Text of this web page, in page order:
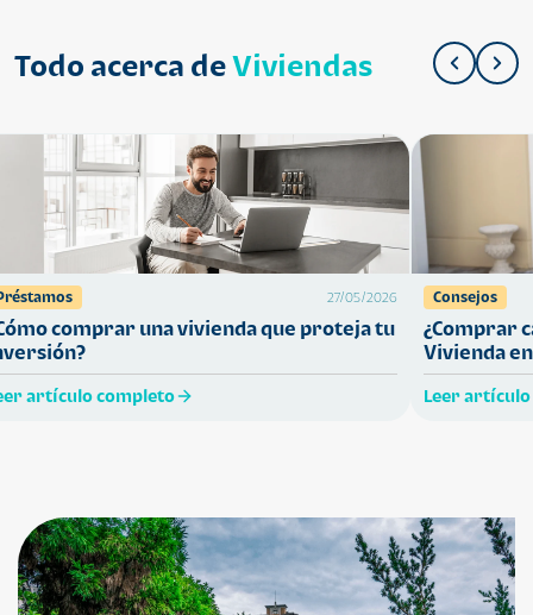
Todo acerca deViviendas
27/05/2026
comprar una vivienda que proteja tu
artículo completo
Consejos
¿Comprar
Vivienda
Leer